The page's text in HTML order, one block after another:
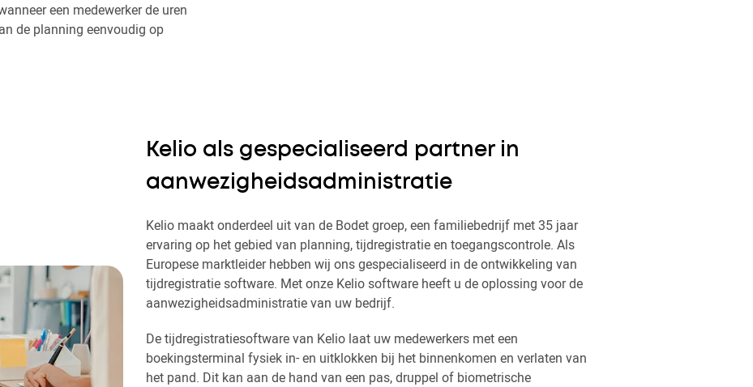
een medewerker de uren
de planning eenvoudig op
Kelio als gespecialiseerd partner in
aanwezigheidsadministratie
Kelio maakt onderdeel uit van de Bodet groep, een familiebedrijf met 35 jaar
ervaring op het gebied van planning, tijdregistratie en toegangscontrole. Als
Europese marktleider hebben wij ons gespecialiseerd in de ontwikkeling van
tijdregistratie software. Met onze Kelio software heeft u de oplossing voor de
aanwezigheidsadministratie van uw bedrijf.
De tijdregistratiesoftware van Kelio laat uw medewerkers met een
boekingsterminal fysiek in- en uitklokken bij het binnenkomen en verlaten van
het pand. Dit kan aan de hand van een pas, druppel of biometrische